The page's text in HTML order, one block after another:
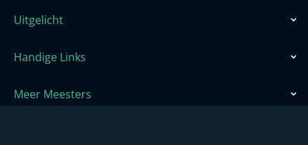
Uitgelicht
Handige Links
Meer Meesters